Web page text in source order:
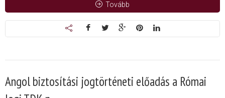
Tovább
Angol biztosítási jogtörténeti előadás a Római